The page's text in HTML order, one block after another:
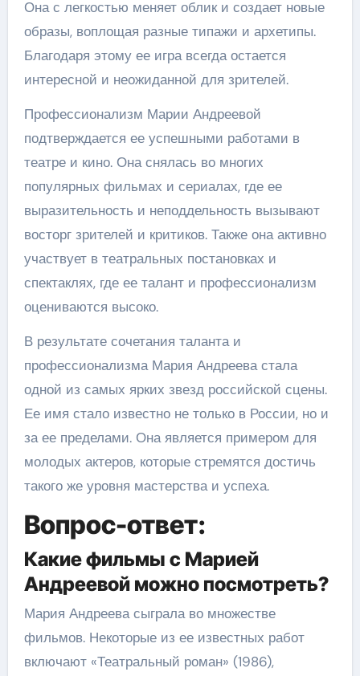
Она с легкостью меняет облик и создает новые
образы, воплощая разные типажи и архетипы.
Благодаря этому ее игра всегда остается
интересной и неожиданной для зрителей.
Профессионализм Марии Андреевой
подтверждается ее успешными работами в
театре и кино. Она снялась во многих
популярных фильмах и сериалах, где ее
выразительность и неподдельность вызывают
восторг зрителей и критиков. Также она активно
участвует в театральных постановках и
спектаклях, где ее талант и профессионализм
оцениваются высоко.
В результате сочетания таланта и
профессионализма Мария Андреева стала
одной из самых ярких звезд российской сцены.
Ее имя стало известно не только в России, но и
за ее пределами. Она является примером для
молодых актеров, которые стремятся достичь
такого же уровня мастерства и успеха.
Вопрос-ответ:
Какие фильмы с Марией
Андреевой можно посмотреть?
Мария Андреева сыграла во множестве
фильмов. Некоторые из ее известных работ
включают «Театральный роман» (1986),